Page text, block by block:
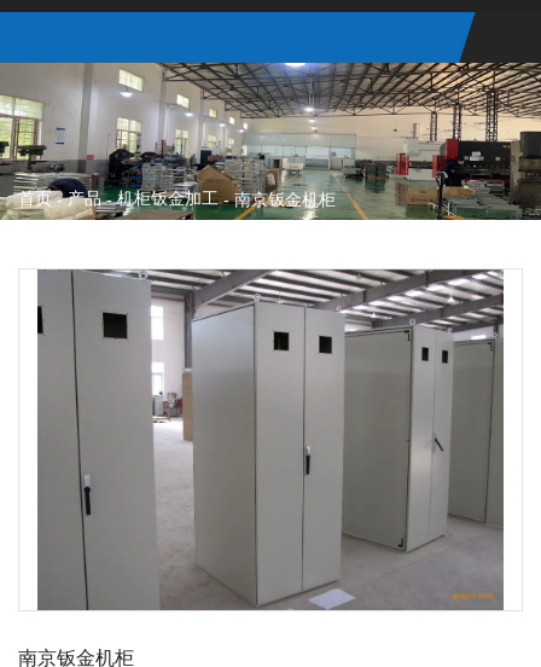
首页-产品 -机柜钣金加工 -南京钣金机柜
南京钣金机柜